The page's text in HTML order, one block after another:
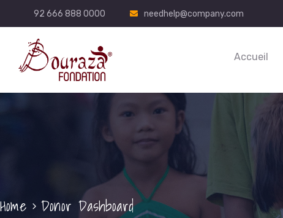
92 666 888 0000 needhelp@company.com
Accueil
Home Donor Dashboard